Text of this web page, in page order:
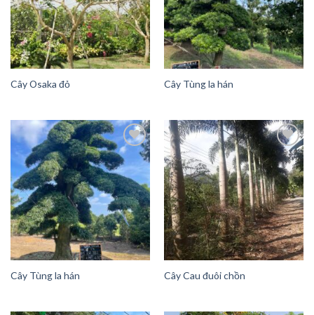
Cây Osaka đỏ Cây Tùng la hán
Add to
Wishlist
Cây Tùng la hán
Add to
Wishlist
Cây Cau đuôi chồn